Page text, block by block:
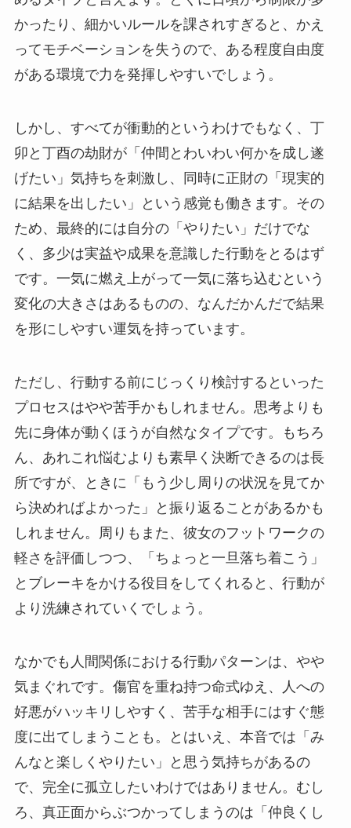
かったり、細かいルールを課されすぎると、かえ
ってモチベーションを失うので、ある程度自由度
がある環境で力を発揮しやすいでしょう。
しかし、すべてが衝動的というわけでもなく、丁
卯と丁酉の劫財が「仲間とわいわい何かを成し遂
げたい」気持ちを刺激し、同時に正財の「現実的
に結果を出したい」という感覚も働きます。その
ため、最終的には自分の「やりたい」だけでな
く、多少は実益や成果を意識した行動をとるはず
です。一気に燃え上がって一気に落ち込むという
変化の大きさはあるものの、なんだかんだで結果
を形にしやすい運気を持っています。
ただし、行動する前にじっくり検討するといった
プロセスはやや苦手かもしれません。思考よりも
先に身体が動くほうが自然なタイプです。もちろ
ん、あれこれ悩むよりも素早く決断できるのは長
所ですが、ときに「もう少し周りの状況を見てか
ら決めればよかった」と振り返ることがあるかも
しれません。周りもまた、彼女のフットワークの
軽さを評価しつつ、「ちょっと一旦落ち着こう」
とブレーキをかける役目をしてくれると、行動が
より洗練されていくでしょう。
なかでも人間関係における行動パターンは、やや
気まぐれです。傷官を重ね持つ命式ゆえ、人への
好悪がハッキリしやすく、苦手な相手にはすぐ態
度に出てしまうことも。とはいえ、本音では「み
んなと楽しくやりたい」と思う気持ちがあるの
で、完全に孤立したいわけではありません。むし
ろ、真正面からぶつかってしまうのは「仲良くし